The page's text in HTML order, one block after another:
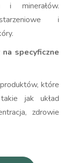
i minerałów.
i
specyficzne
które
jak układ
zdrowie